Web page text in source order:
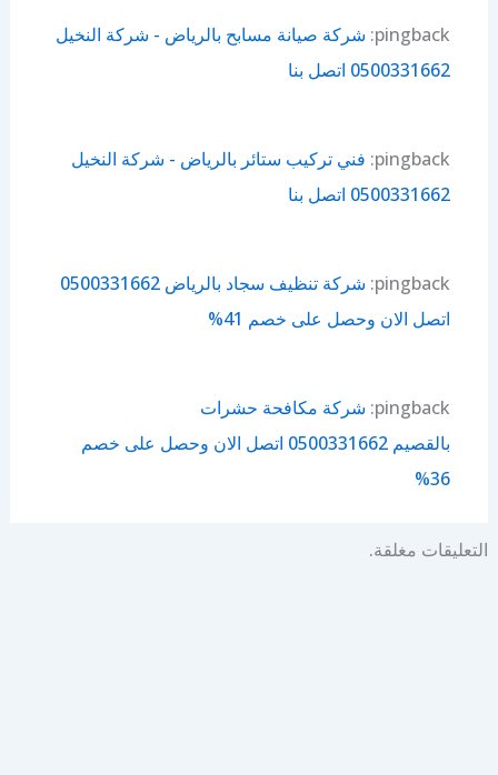
pingback: شركة صيانة مسابح بالرياض - شركة النخيل
0500331662 اتصل بنا
pingback: فني تركيب ستائر بالرياض - شركة النخيل
0500331662 اتصل بنا
pingback:
شركة تنظيف سجاد بالرياض 0500331662
اتصل الان وحصل على خصم 41%
pingback: شركة مكافحة حشرات
بالقصيم 0500331662 اتصل الان وحصل على خصم
36%
التعليقات مغلقة.